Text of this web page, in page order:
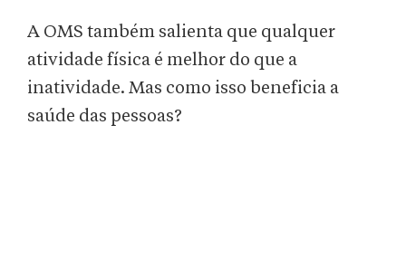
A OMS também salienta que qualquer
atividade física é melhor do que a
inatividade. Mas como isso beneficia a
saúde das pessoas?